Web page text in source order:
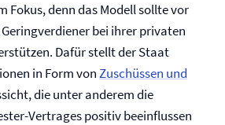
Fokus, denn das Modell sollte vor
bei ihrer privaten
Dafür stellt der Staat
in Form vonZuschüssen und
die unter anderem die
Vertrages positiv beeinflussen